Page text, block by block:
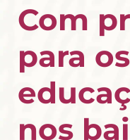
Com
para
nos